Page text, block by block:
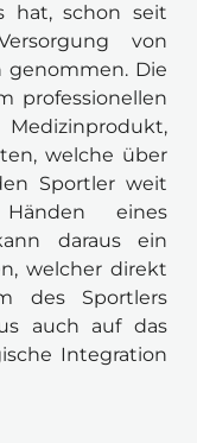
hat, schon seit
von
genommen. Die
professionellen
welche über
Sportler weit
eines
daraus ein
welcher direkt
des Sportlers
auch auf das
Integration